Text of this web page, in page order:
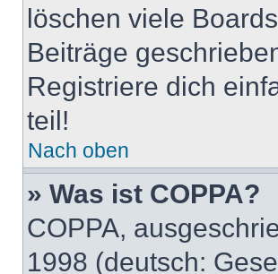
löschen viele
Beiträge
Registriere dich
teil!
Nach oben
» Was ist COPPA?
COPPA,
1998 (deutsch: